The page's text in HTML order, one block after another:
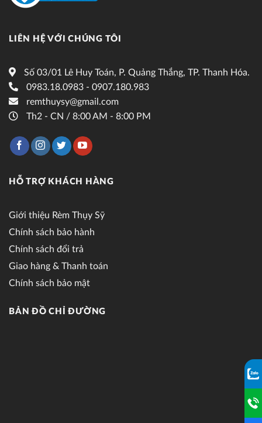
LIÊN HỆ VỚI CHÚNG TÔI
Số 03/01 Lê Huy Toán, P. Quảng Thắng, TP. Thanh Hóa.
0983.18.0983 - 0907.180.983
remthuysy@gmail.com
Th2 - CN / 8:00 AM - 8:00 PM
HỖ TRỢ KHÁCH HÀNG
Giới thiệu Rèm Thụy Sỹ
Chính sách bảo hành
Chính sách đổi trả
Giao hàng & Thanh toán
Chính sách bảo mật
BẢN ĐỒ CHỈ ĐƯỜNG